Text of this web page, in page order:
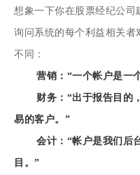
想象一下你在股票经纪公司
询问系统的每个利益相关者
不同：
营销：“一个帐户是一
财务：“出于报告目的
易的客户。”
会计：“帐户是我们后
目。”